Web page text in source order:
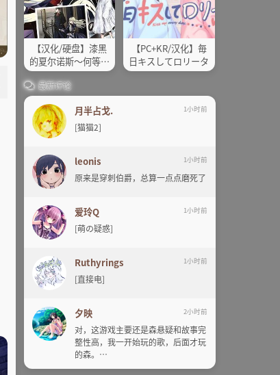
【汉化/硬盘】漆黑
的夏尔诺斯～何等美
好的明日～ 全语音重
生版
【PC+KR/汉化】毎
日キスしてロリータ
最新评论
月半占戈. 1小时前
[猫猫2]
leonis 1小时前
原来是穿刺伯爵，总算一点点磨死了
爱玲Q 1小时前
[萌の疑惑]
Ruthyrings 1小时前
[直接电]
夕映 2小时前
对，这游戏主要还是森悬疑和故事完
整性高，我一开始玩的歌，后面才玩
的森。…